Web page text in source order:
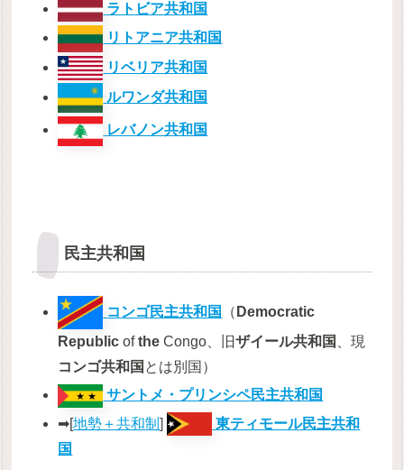
ラトビア共和国
リトアニア共和国
リベリア共和国
ルワンダ共和国
レバノン共和国
民主共和国
コンゴ民主共和国 （ Democratic
Republic ofthe Congo、旧ザイール共和国
、現
コンゴ共和国 とは別国）
サントメ・プリンシペ民主共和国
➡[地勢＋共和制]
東ティモール民主共和
国